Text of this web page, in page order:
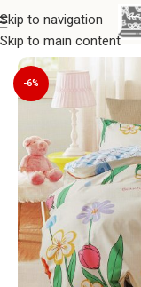
Skip to navigation
Skip to main content
Sākums/Gultas veļa/
-6%